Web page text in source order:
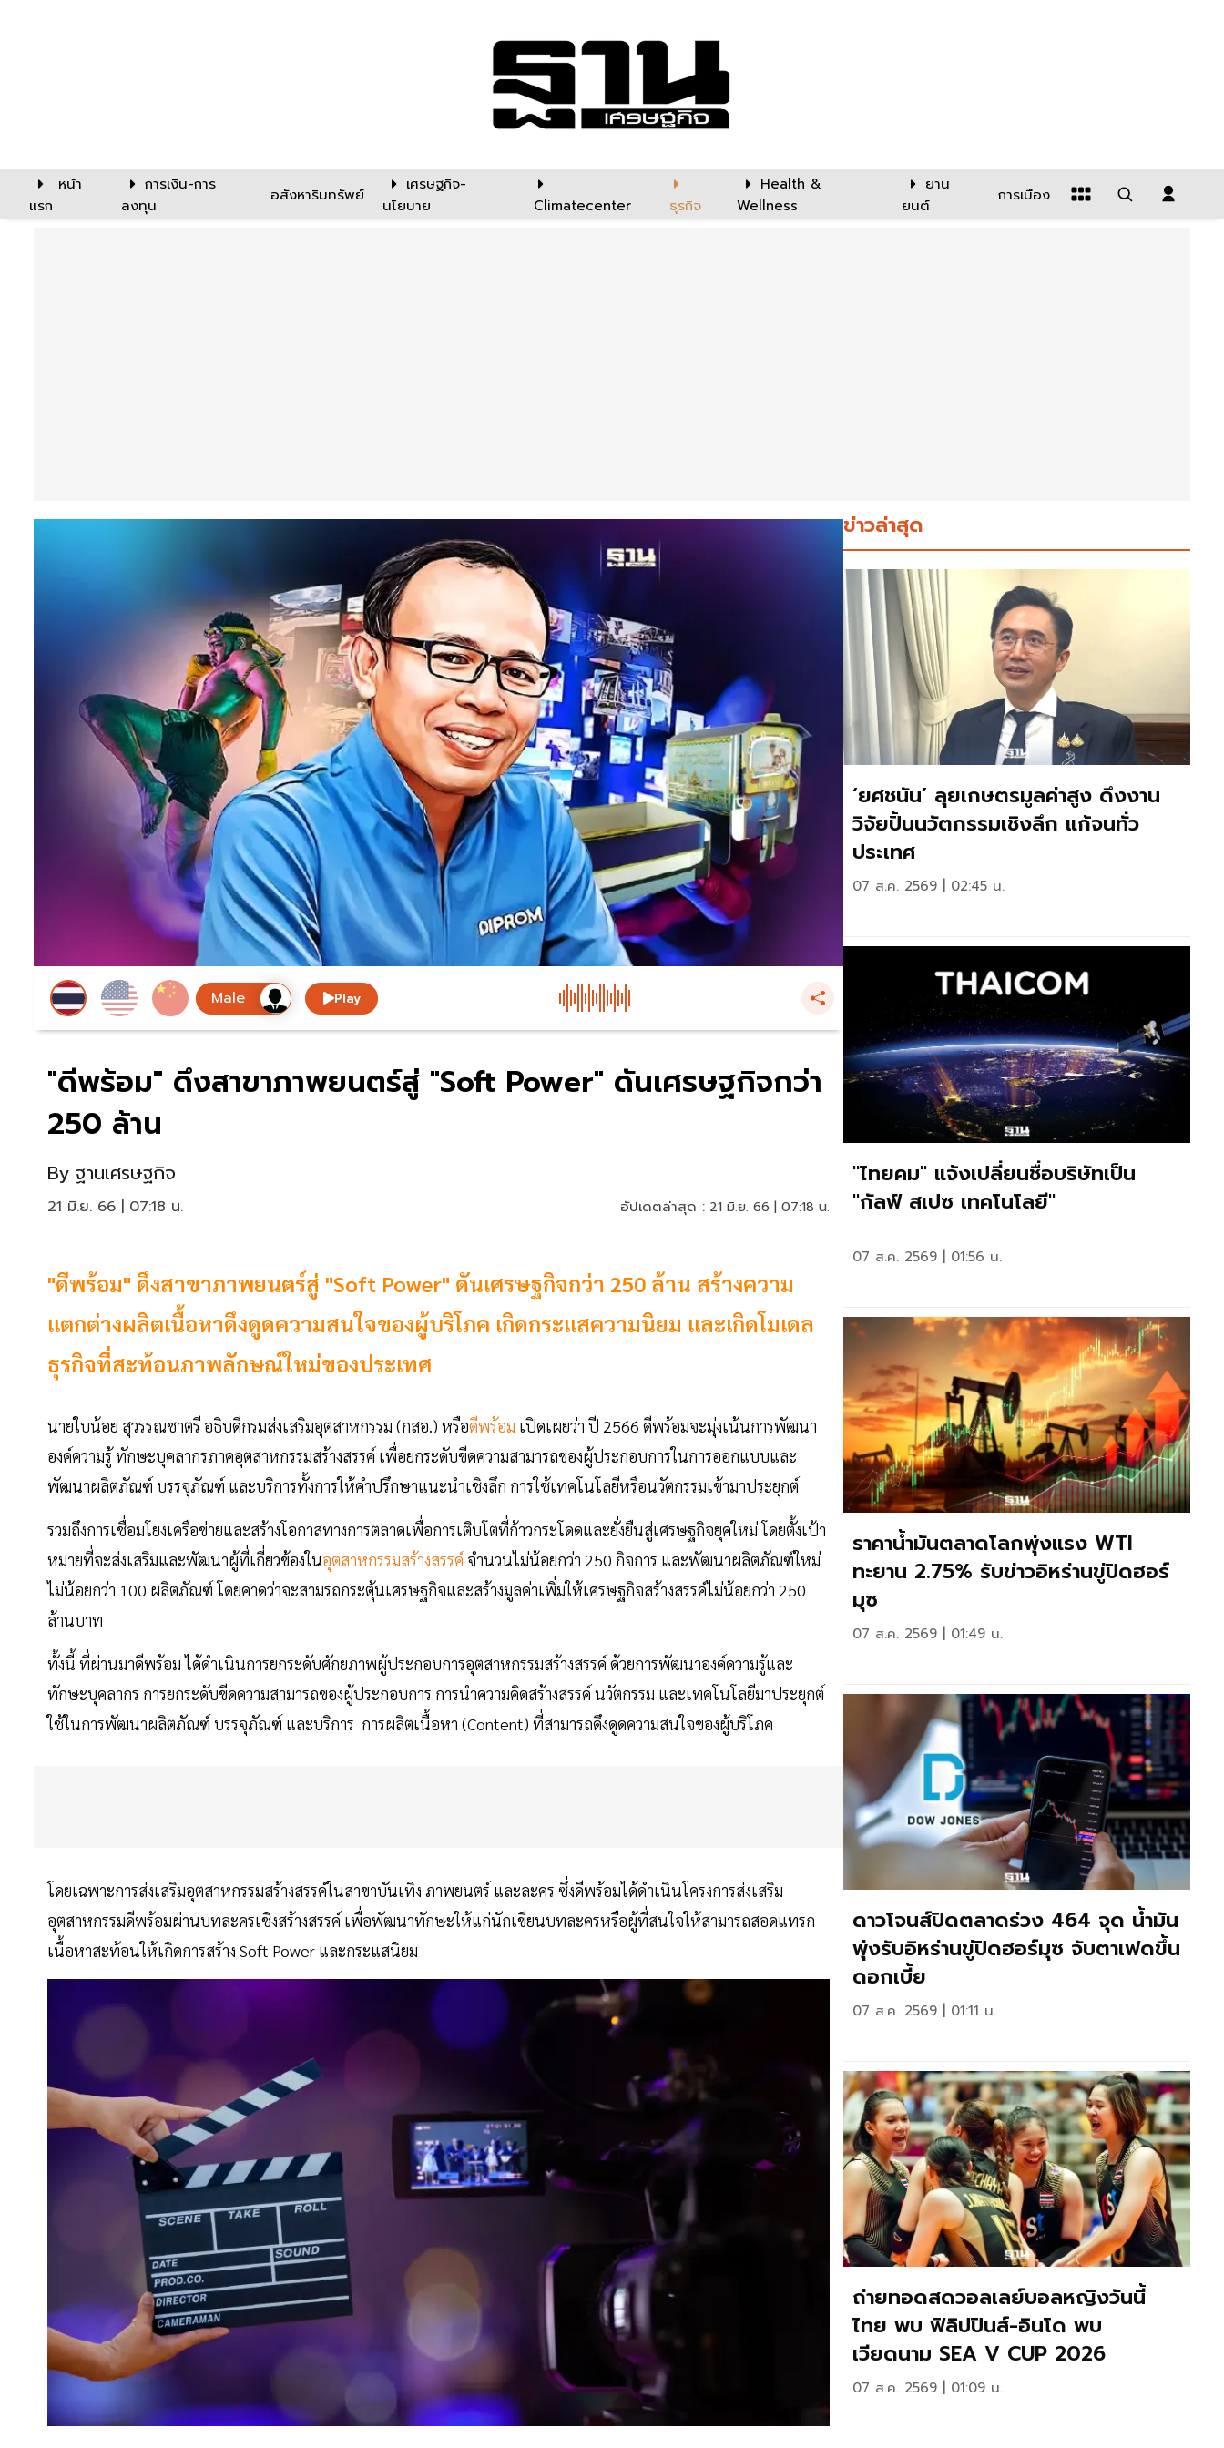
หน้า
แรก
การเงิน-การ
ลงทุน
อสังหาริมทรัพย์
เศรษฐกิจ-
นโยบาย
Climatecenter ธุรกิจ
Health &
Wellness
ยาน
ยนต์
การเมือง
Play
"ดีพร้อม" ดึงสาขาภาพยนตร์สู่ "Soft Power" ดันเศรษฐกิจกว่า
250 ล้าน
By ฐานเศรษฐกิจ
21 มิ.ย. 66 | 07:18 น. อัปเดตล่าสุด : 21 มิ.ย. 66 | 07:18 น.
"ดีพร้อม" ดึงสาขาภาพยนตร์สู่ "Soft Power" ดันเศรษฐกิจกว่า 250 ล้าน สร้างความ
แตกต่างผลิตเนื้อหาดึงดูดความสนใจของผู้บริโภค เกิดกระแสความนิยม และเกิดโมเดล
ธุรกิจที่สะท้อนภาพลักษณ์ใหม่ของประเทศ
นายใบน้อย สุวรรณชาตรี อธิบดีกรมส่งเสริมอุตสาหกรรม (กสอ.) หรือดีพร้อม เปิดเผยว่า ปี 2566 ดีพร้อมจะมุ่งเน้นการพัฒนา
องค์ความรู้ ทักษะบุคลากรภาคอุตสาหกรรมสร้างสรรค์ เพื่อยกระดับขีดความสามารถของผู้ประกอบการในการออกแบบและ
พัฒนาผลิตภัณฑ์ บรรจุภัณฑ์ และบริการทั้งการให้คำปรึกษาแนะนำเชิงลึก การใช้เทคโนโลยีหรือนวัตกรรมเข้ามาประยุกต์
รวมถึงการเชื่อมโยงเครือข่ายและสร้างโอกาสทางการตลาดเพื่อการเติบโตที่ก้าวกระโดดและยั่งยืนสู่เศรษฐกิจยุคใหม่ โดยตั้งเป้า
หมายที่จะส่งเสริมและพัฒนาผู้ที่เกี่ยวข้องในอุตสาหกรรมสร้างสรรค์ จำนวนไม่น้อยกว่า 250 กิจการ และพัฒนาผลิตภัณฑ์ใหม่
ไม่น้อยกว่า 100 ผลิตภัณฑ์ โดยคาดว่าจะสามรถกระตุ้นเศรษฐกิจและสร้างมูลค่าเพิ่มให้เศรษฐกิจสร้างสรรค์ไม่น้อยกว่า 250
ล้านบาท
ทั้งนี้ ที่ผ่านมาดีพร้อม ได้ดำเนินการยกระดับศักยภาพผู้ประกอบการอุตสาหกรรมสร้างสรรค์ ด้วยการพัฒนาองค์ความรู้และ
ทักษะบุคลากร การยกระดับขีดความสามารถของผู้ประกอบการ การนำความคิดสร้างสรรค์ นวัตกรรม และเทคโนโลยีมาประยุกต์
ใช้ในการพัฒนาผลิตภัณฑ์ บรรจุภัณฑ์ และบริการ การผลิตเนื้อหา (Content) ที่สามารถดึงดูดความสนใจของผู้บริโภค
โดยเฉพาะการส่งเสริมอุตสาหกรรมสร้างสรรค์ในสาขาบันเทิง ภาพยนตร์ และละคร ซึ่งดีพร้อมได้ดำเนินโครงการส่งเสริม
อุตสาหกรรมดีพร้อมผ่านบทละครเชิงสร้างสรรค์ เพื่อพัฒนาทักษะให้แก่นักเขียนบทละครหรือผู้ที่สนใจให้สามารถสอดแทรก
เนื้อหาสะท้อนให้เกิดการสร้าง Soft Power และกระแสนิยม
ข่าวล่าสุด
‘ยศชนัน’ ลุยเกษตรมูลค่าสูง ดึงงาน
วิจัยปั้นนวัตกรรมเชิงลึก แก้จนทั่ว
ประเทศ
07 ส.ค. 2569 | 02:45 น.
"ไทยคม" แจ้งเปลี่ยนชื่อบริษัทเป็น
"กัลฟ์ สเปซ เทคโนโลยี"
07 ส.ค. 2569 | 01:56 น.
ราคาน้ำมันตลาดโลกพุ่งแรง WTI
ทะยาน 2.75% รับข่าวอิหร่านขู่ปิดฮอร์
มุซ
07 ส.ค. 2569 | 01:49 น.
ดาวโจนส์ปิดตลาดร่วง 464 จุด น้ำมัน
พุ่งรับอิหร่านขู่ปิดฮอร์มุซ จับตาเฟดขึ้น
ดอกเบี้ย
07 ส.ค. 2569 | 01:11 น.
ถ่ายทอดสดวอลเลย์บอลหญิงวันนี้
ไทย พบ ฟิลิปปินส์-อินโด พบ
เวียดนาม SEA V CUP 2026
07 ส.ค. 2569 | 01:09 น.